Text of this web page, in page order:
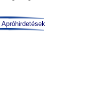
Apróhirdetések